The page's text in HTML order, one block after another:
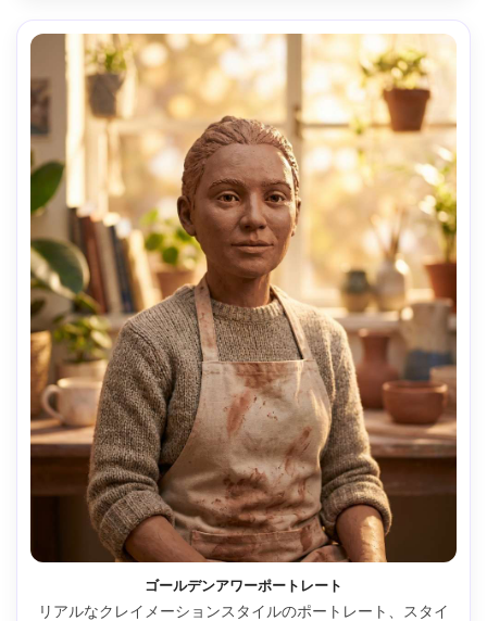
ゴールデンアワーポートレート
リアルなクレイメーションスタイルのポートレート、スタイ